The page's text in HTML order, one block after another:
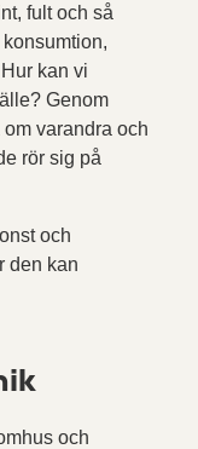
fult och så
kan vi
Genom
varandra och
rör sig på
och
den kan
och